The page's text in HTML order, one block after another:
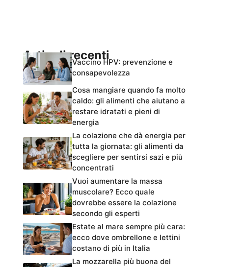
Articoli recentiVaccino HPV: prevenzione e
consapevolezza
Cosa mangiare quando fa molto
caldo: gli alimenti che aiutano a
restare idratati e pieni di
energia
La colazione che dà energia per
tutta la giornata: gli alimenti da
scegliere per sentirsi sazi e più
concentrati
Vuoi aumentare la massa
muscolare? Ecco quale
dovrebbe essere la colazione
secondo gli esperti
Estate al mare sempre più cara:
ecco dove ombrellone e lettini
costano di più in Italia
La mozzarella più buona del